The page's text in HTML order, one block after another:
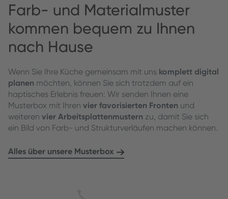
Farb- und Materialmuster
kommen bequem zu Ihnen
nach Hause
Wenn Sie Ihre Küche gemeinsam mit uns komplett digital
planen möchten, können Sie sich trotzdem auf ein
haptisches Erlebnis freuen: Wir senden Ihnen eine
Musterbox mit Ihren vier favorisierten Fronten und
weiteren vier Arbeitsplattenmustern zu, damit Sie sich
ein Bild von Farb- und Strukturverläufen machen können.
Alles über unsere Musterbox